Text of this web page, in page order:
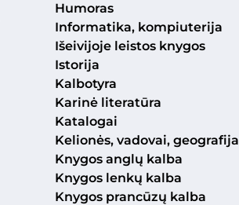
Humoras
Informatika, kompiuterija
Išeivijoje leistos knygos
Istorija
Kalbotyra
Karinė literatūra
Katalogai
Kelionės, vadovai, geografija
Knygos anglų kalba
Knygos lenkų kalba
Knygos prancūzų kalba